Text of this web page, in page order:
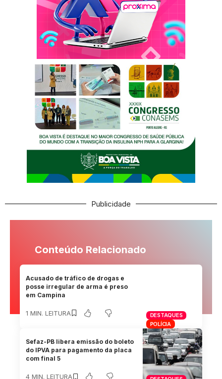
Publicidade
Conteúdo Relacionado
DESTAQUES
POLÍCIA
Acusado de tráfico de drogas e
posse irregular de arma é preso
em Campina
1 MIN. LEITURA
Sefaz-PB libera emissão do boleto
do IPVA para pagamento da placa
com final 5
4 MIN. LEITURA